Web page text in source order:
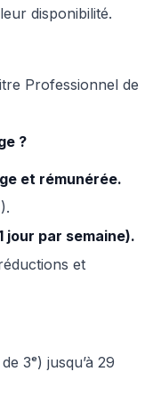
disponibilité.
Professionnel de
?
et rémunérée.
jour par semaine).
et
3ᵉ) jusqu’à 29